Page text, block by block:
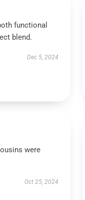
functional
blend.
Dec 5, 2024
were
Oct 25, 2024